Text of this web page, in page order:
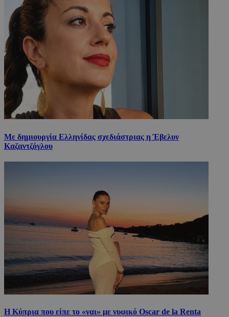
Με δημιουργία Ελληνίδας σχεδιάστριας η Έβελυν
Καζαντζόγλου
Η Κύπρια που είπε το «ναι» με νυφικό Oscar de la Renta